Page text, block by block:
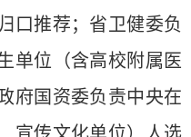
口推荐；省卫健委负
单位（含高校附属医
府国资委负责中央在